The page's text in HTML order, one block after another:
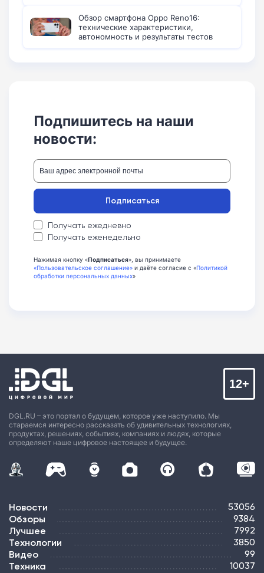
Обзор смартфона Oppo Reno16:
технические характеристики,
автономность и результаты тестов
Подпишитесь на наши
новости:
Получать ежедневно
Получать еженедельно
Подписаться
Нажимая кнопку «Подписаться», вы принимаете
«Пользовательское соглашение» и даёте согласие с «Политикой
обработки персональных данных»
DGL.RU – это портал о будущем, которое уже наступило. Мы
стараемся интересно рассказать об удивительных технологиях,
продуктах, решениях, событиях, компаниях и людях, которые
определяют наше цифровое настоящее и будущее.
12+
Новости 53056
Обзоры 9384
Лучшее 7992
Технологии 3850
Видео 99
Техника 10037